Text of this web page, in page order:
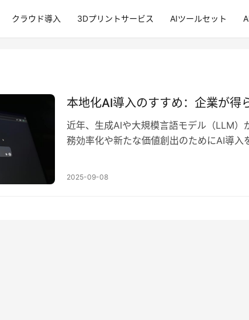
クラウド導入 3Dプリントサービス AIツールセット
本地化AI導入のすすめ：企業が得
近年、生成AIや大規模言語モデル（LLM）
務効率化や新たな価値創出のためにAI導入
2025-09-08